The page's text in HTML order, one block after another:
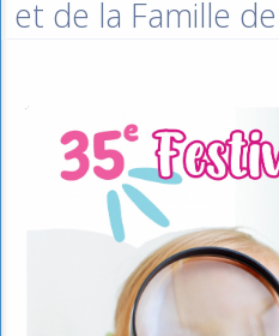
et de la Famille